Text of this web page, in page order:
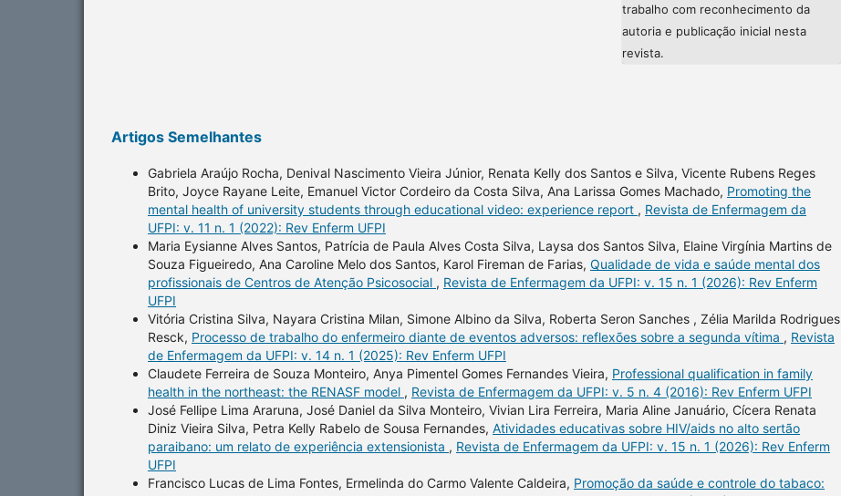
trabalho com reconhecimento da
autoria e publicação inicial nesta
revista.
Artigos Semelhantes
Gabriela Araújo Rocha, Denival Nascimento Vieira Júnior, Renata Kelly dos Santos e Silva, Vicente Rubens Reges
Brito, Joyce Rayane Leite, Emanuel Victor Cordeiro da Costa Silva, Ana Larissa Gomes Machado, Promoting the
mental health of university students through educational video: experience report , Revista de Enfermagem da
UFPI: v. 11 n. 1 (2022): Rev Enferm UFPI
Maria Eysianne Alves Santos, Patrícia de Paula Alves Costa Silva, Laysa dos Santos Silva, Elaine Virgínia Martins de
Souza Figueiredo, Ana Caroline Melo dos Santos, Karol Fireman de Farias, Qualidade de vida e saúde mental dos
profissionais de Centros de Atenção Psicosocial , Revista de Enfermagem da UFPI: v. 15 n. 1 (2026): Rev Enferm
UFPI
Vitória Cristina Silva, Nayara Cristina Milan, Simone Albino da Silva, Roberta Seron Sanches , Zélia Marilda Rodrigues
Resck, Processo de trabalho do enfermeiro diante de eventos adversos: reflexões sobre a segunda vítima , Revista
de Enfermagem da UFPI: v. 14 n. 1 (2025): Rev Enferm UFPI
Claudete Ferreira de Souza Monteiro, Anya Pimentel Gomes Fernandes Vieira, Professional qualification in family
health in the northeast: the RENASF model , Revista de Enfermagem da UFPI: v. 5 n. 4 (2016): Rev Enferm UFPI
José Fellipe Lima Araruna, José Daniel da Silva Monteiro, Vivian Lira Ferreira, Maria Aline Januário, Cícera Renata
Diniz Vieira Silva, Petra Kelly Rabelo de Sousa Fernandes, Atividades educativas sobre HIV/aids no alto sertão
paraibano: um relato de experiência extensionista , Revista de Enfermagem da UFPI: v. 15 n. 1 (2026): Rev Enferm
UFPI
Francisco Lucas de Lima Fontes, Ermelinda do Carmo Valente Caldeira, Promoção da saúde e controle do tabaco: